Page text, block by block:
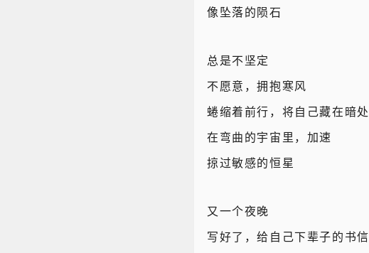
像坠落的陨石
总是不坚定
不愿意，拥抱寒风
蜷缩着前行，将自己藏在暗处
在弯曲的宇宙里，加速
掠过敏感的恒星
又一个夜晚
写好了，给自己下辈子的书信